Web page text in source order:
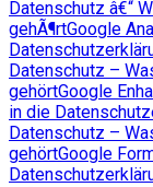
Datenschutz â€“
gehÃ¶rtGoogle
Datenschutz –
gehörtGoogle
in die
Datenschutz –
gehörtGoogle